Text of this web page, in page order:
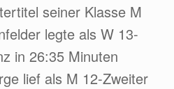
seiner Klasse M
legte als W 13-
in 26:35 Minuten
lief als M 12-Zweiter